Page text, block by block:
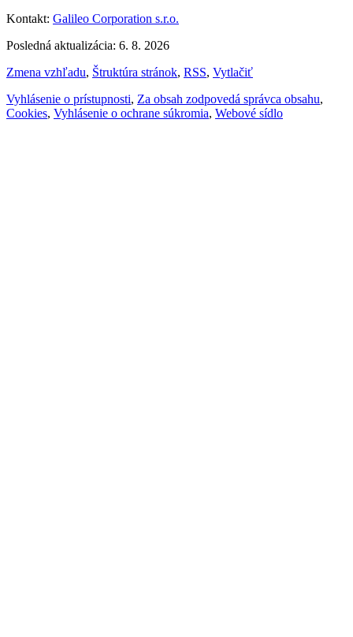
Kontakt: Galileo Corporation s.r.o.
Posledná aktualizácia: 6. 8. 2026
Zmena vzhľadu, Štruktúra stránok, RSS, Vytlačiť
Vyhlásenie o prístupnosti, Za obsah zodpovedá správca obsahu,
Cookies, Vyhlásenie o ochrane súkromia, Webové sídlo